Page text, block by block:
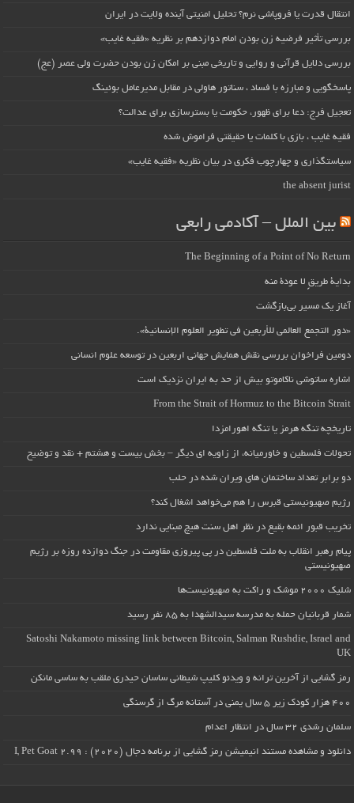
انتقال قدرت یا فروپاشی نرم؟ تحلیل امنیتی آینده ولایت در ایران
بررسی تأثیر فرضیه زن بودن امام دوازدهم بر نظریه «فقیه غایب»
بررسی دلایل قرآنی و روایی و تاریخی مبنی بر امکان زن بودن حضرت ولی عصر (عج)
پاسخگویی و مبارزه با فساد ، سناتور هاولی در مقابل مدیرعامل بوئینگ
تعجیل فرج: دعا برای ظهور، حکومت یا بسترسازی برای عدالت؟
فقیه غایب ، بازی با کلمات یا حقیقتی فراموش شده
سیاستگذاری و چهارچوب فکری در بیان نظریه «فقیه غایب»
the absent jurist
بین الملل – آکادمی رابعی
The Beginning of a Point of No Return
بداية طريقٍ لا عودة منه
آغاز یک مسیر بی‌بازگشت
«دور التجمع العالمي للأربعين في تطوير العلوم الإنسانية».
دومین فراخوان بررسی نقش همایش جهانی اربعین در توسعه علوم انسانی
اشاره ساتوشی ناکاموتو بیش از حد به ایران نزدیک است
From the Strait of Hormuz to the Bitcoin Strait
تاریخچه تنگه هرمز یا تنگه اهورامزدا
تحولات فلسطین و خاورمیانه، از زاویه ای دیگر – بخش بیست و هشتم + نقد و توضیح
دو برابر تعداد ساختمان های ویران شده در حلب
رژیم صهیونیستی قبرس را هم می‌خواهد اشغال کند؟
تخریب قبور ائمه بقیع در نظر اهل سنت هیچ مبنایی ندارد
پیام رهبر انقلاب به ملت فلسطین در پی پیروزی مقاومت در جنگ دوازده روزه بر رژیم
صهیونیستی
شلیک ۲۰۰۰ موشک و راکت به صهیونیست‌ها
شمار قربانیان حمله به مدرسه سیدالشهدا به ۸۵ نفر رسید
Satoshi Nakamoto missing link between Bitcoin, Salman Rushdie, Israel and
UK
رمز گشایی از آخرین ترانه و ویدئو کلیپ شیطانی ساسان حیدری ملقب به ساسی مانکن
۴۰۰ هزار کودک زیر ۵ سال یمنی در آستانه مرگ از گرسنگی
سلمان رشدی ۳۲ سال در انتظار اعدام
دانلود و مشاهده مستند انیمیشن رمز گشایی از برنامه دجال (۲۰۲۰) : I, Pet Goat 2.99